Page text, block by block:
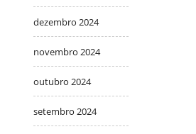
dezembro 2024
novembro 2024
outubro 2024
setembro 2024